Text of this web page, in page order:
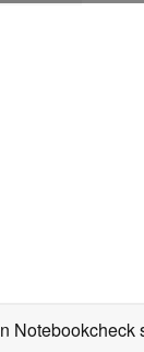
Notebookcheck